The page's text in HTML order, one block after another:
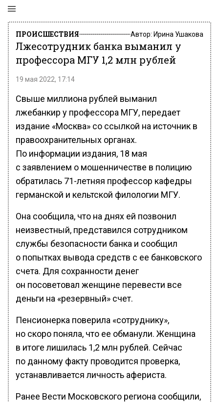
ПРОИСШЕСТВИЯ Автор: Ирина Ушакова
Лжесотрудник банка выманил у
профессора МГУ 1,2 млн рублей
19 мая 2022, 17:14
Свыше миллиона рублей выманил
лжебанкир у профессора МГУ, передает
издание «Москва» со ссылкой на источник в
правоохранительных органах.
По информации издания, 18 мая
с заявлением о мошенничестве в полицию
обратилась 71-летняя профессор кафедры
германской и кельтской филологии МГУ.
Она сообщила, что на днях ей позвонил
неизвестный, представился сотрудником
службы безопасности банка и сообщил
о попытках вывода средств с ее банковского
счета. Для сохранности денег
он посоветовал женщине перевести все
деньги на «резервный» счет.
Пенсионерка поверила «сотруднику»,
но скоро поняла, что ее обманули. Женщина
в итоге лишилась 1,2 млн рублей. Сейчас
по данному факту проводится проверка,
устанавливается личность афериста.
Ранее Вести Московского региона сообщили,